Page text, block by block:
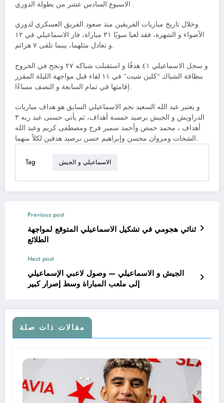
الاسبوع السادس عشر من بطولة الدوري .
وخلال تاريخ مباريات الفريقين منذ صعود الفريق العسكري لدوري
الأضواء و الشهرة، فقد لعبا سويًا ٣١ مباراة، فاز الاسماعيلي في ١٢
و تعادل مثلهما، بينما تلقى ٧ هزائم.
و سجل الاسماعيلي ٤١ هدفًا و استقبلت شباكه ٢٧ ونجح في الخروج
بنظافة الشباك “كلين شيت” في ١١ لقاء قبل مواجهة الليلة المقرر
إقامتها في تمام السابعة و النصف مساءًا.
و يعتبر عبد الله السعيد نجم الاسماعيلي السابق هو هداف مباريات
الدراويش و الجيش برصيد خمسة أهداف، ثم يأتي حسنى عبد ربه ٣
أهداف ، محمد حمص وأحمد سمير فرج ومصطفى كريم وعبد الله
الشحات ومروان محسن وإبراهيم حسن برصيد هدفين لكلاً منهما.
Tag الاسماعيلي و الجيش
Previous post
ثنائي هجومي في تشكيل الاسماعيلي المتوقع لمواجهة
الطلائع
Next post
الجيش و الاسماعيلي — وصول لاعبي الإسماعيلي
إلى ملعب المباراة وسط إصرار كبير
مقالات ذات صلة